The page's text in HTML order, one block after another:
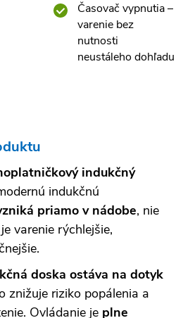
Časovač vypnutia –
varenie bez
nutnosti
neustáleho dohľadu
indukčný
indukčnú
priamo v nádobe, nie
varenie rýchlejšie,
doska ostáva na dotyk
znižuje riziko popálenia a
Ovládanie je plne